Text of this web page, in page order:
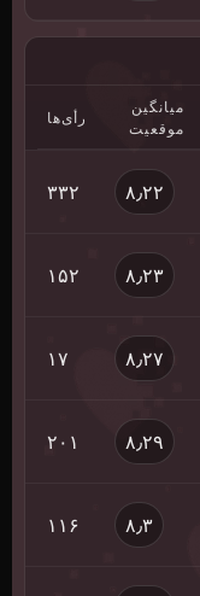
میانگین
موقعیت
رأی‌ها
۸٫۲۲ ۳۳۲
۸٫۲۳ ۱۵۲
۸٫۲۷ ۱۷
۸٫۲۹ ۲۰۱
۸٫۳ ۱۱۶